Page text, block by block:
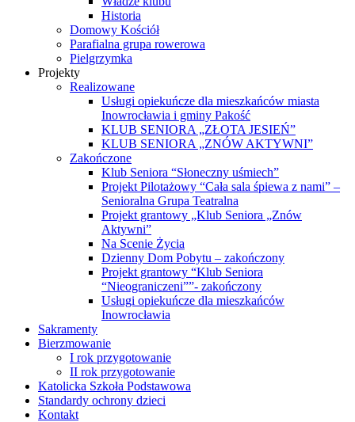
Historia
Domowy Kościół
Parafialna grupa rowerowa
Pielgrzymka
Projekty
Realizowane
Usługi opiekuńcze dla mieszkańców miasta
Inowrocławia i gminy Pakość
KLUB SENIORA „ZŁOTA JESIEŃ”
KLUB SENIORA „ZNÓW AKTYWNI”
Zakończone
Klub Seniora “Słoneczny uśmiech”
Projekt Pilotażowy “Cała sala śpiewa z nami” –
Senioralna Grupa Teatralna
Projekt grantowy „Klub Seniora „Znów
Aktywni”
Na Scenie Życia
Dzienny Dom Pobytu – zakończony
Projekt grantowy “Klub Seniora
“Nieograniczeni””- zakończony
Usługi opiekuńcze dla mieszkańców
Inowrocławia
Sakramenty
Bierzmowanie
I rok przygotowanie
II rok przygotowanie
Katolicka Szkoła Podstawowa
Standardy ochrony dzieci
Kontakt